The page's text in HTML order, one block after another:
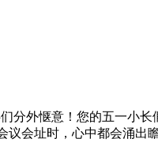
惬意！您的五一小长
址时，心中都会涌出